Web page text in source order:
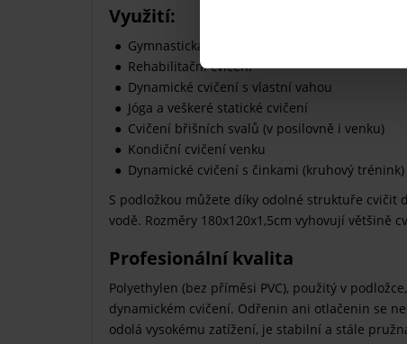
Využití:
Gymnastická příprava
Rehabilitační cvičení
Dynamické cvičení s vlastní vahou
Jóga a veškeré statické cvičení
Cvičení břišních svalů (v posilovně i venku)
Kondiční cvičení venku
Dynamické cvičení s činkami (kruhový trénink)
S podložkou můžete díky odolné struktuře cvičit
vodě. Rozměry 180x120x1,5cm vyhovují většině
Profesionální kvalita
Polyethylen (bez příměsi PVC), použitý v
dynamickém cvičení. Odřenin ani otlačenin se
odolá vysokému zatížení, je stabilní a stále